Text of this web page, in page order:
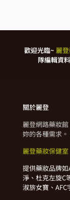
歡迎光臨~ 麗
隊編輯資
關於麗登
麗登網路藥妝
妳的各種需求
麗登藥妝保健室
提供藥妝品牌
淨、杜克左旋C
淑旂女寶、AFC